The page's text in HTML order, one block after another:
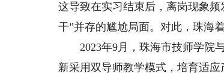
这导致在实习结束后，离岗现象
干”并存的尴尬局面。对此，珠海
2023年9月，珠海市技师学院与
新采用双导师教学模式，培育适应